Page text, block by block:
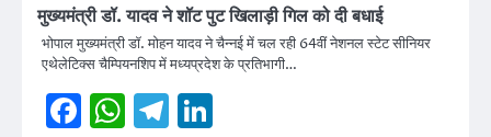
मुख्यमंत्री डॉ. यादव ने शॉट पुट खिलाड़ी गिल को दी बधाई
भोपाल मुख्यमंत्री डॉ. मोहन यादव ने चैन्नई में चल रही 64वीं नेशनल स्टेट सीनियर
एथेलेटिक्स चैम्पियनशिप में मध्यप्रदेश के प्रतिभागी…
Facebook
WhatsApp
Telegram